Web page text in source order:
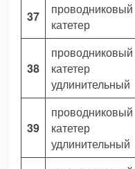
37
проводниковый
катетер
38
проводниковый
катетер
удлинительный
39
проводниковый
катетер
удлинительный